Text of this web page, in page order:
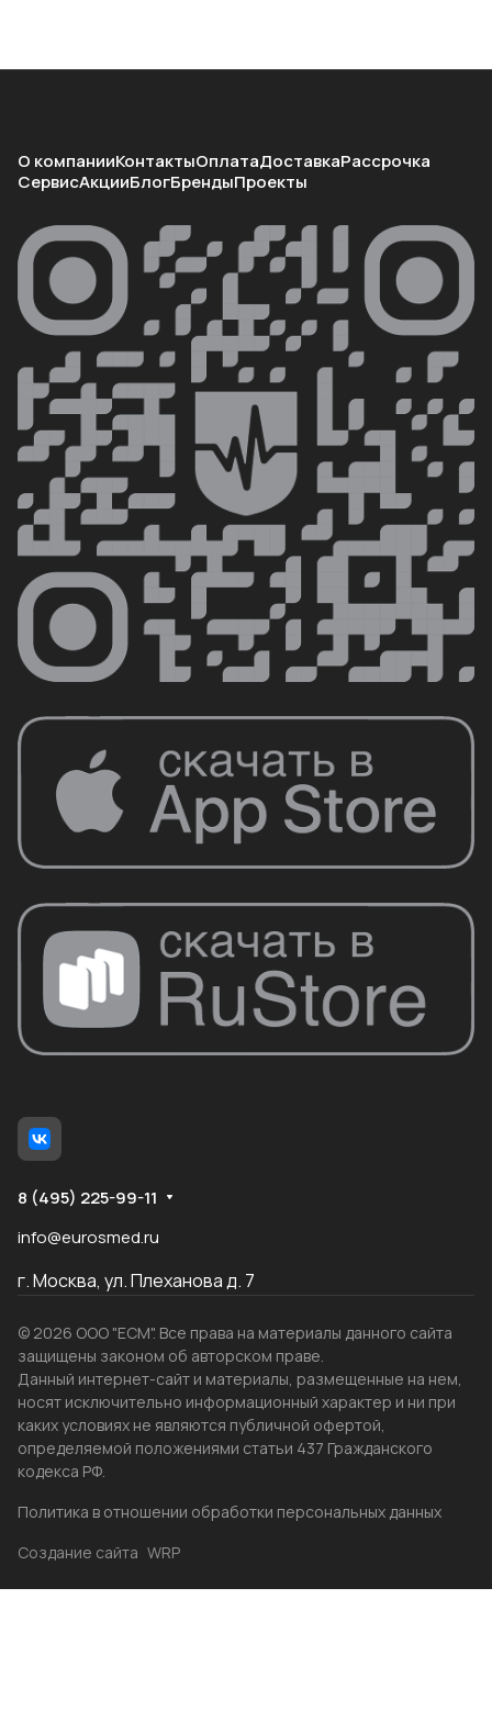
О компанииКонтактыОплатаДоставкаРассрочка
СервисАкцииБлогБрендыПроекты
8 (495) 225-99-11
info@eurosmed.ru
г. Москва, ул. Плеханова д. 7
© 2026 ООО "ЕСМ". Все права на материалы данного сайта
защищены законом об авторском праве.
Данный интернет-сайт и материалы, размещенные на нем,
носят исключительно информационный характер и ни при
каких условиях не являются публичной офертой,
определяемой положениями статьи 437 Гражданского
кодекса РФ.
Политика в отношении обработки персональных данных
Создание сайта WRP